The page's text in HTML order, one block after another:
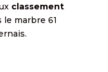
classement
le marbre 61